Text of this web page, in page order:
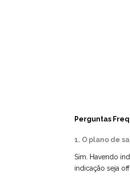
Perguntas
1. O plano de
Sim. Havendo
indicação seja